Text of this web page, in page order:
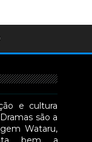
e cultura
são a
Wataru,